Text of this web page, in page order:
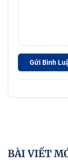
Gửi Bình
BÀI VIẾT